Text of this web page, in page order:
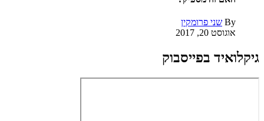
By שני פרומקין
אוגוסט 20, 2017
גיקלואיד בפייסבוק